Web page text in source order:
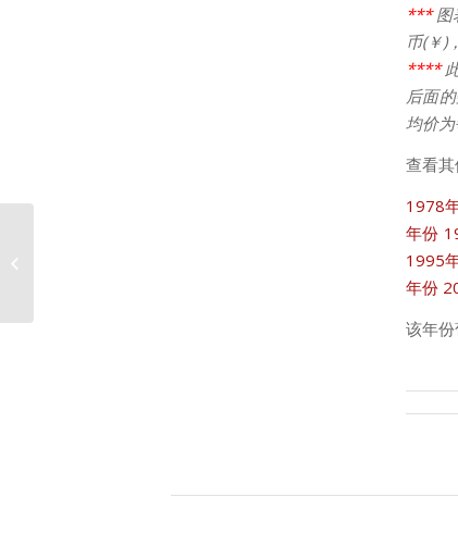
***图
币(￥)
****
后面
均价为
查看
1978
年份
1995
年份
该年